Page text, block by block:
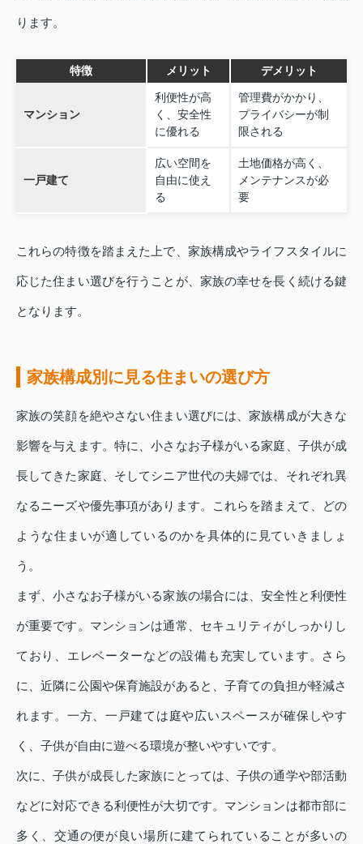
ります。
特徴 メリット デメリット
マンション
利便性が高
く、安全性
に優れる
管理費がかかり、
プライバシーが制
限される
一戸建て
広い空間を
自由に使え
る
土地価格が高く、
メンテナンスが必
要
これらの特徴を踏まえた上で、家族構成やライフスタイルに
応じた住まい選びを行うことが、家族の幸せを長く続ける鍵
となります。
家族構成別に見る住まいの選び方
家族の笑顔を絶やさない住まい選びには、家族構成が大きな
影響を与えます。特に、小さなお子様がいる家庭、子供が成
長してきた家庭、そしてシニア世代の夫婦では、それぞれ異
なるニーズや優先事項があります。これらを踏まえて、どの
ような住まいが適しているのかを具体的に見ていきましょ
う。
まず、小さなお子様がいる家族の場合には、安全性と利便性
が重要です。マンションは通常、セキュリティがしっかりし
ており、エレベーターなどの設備も充実しています。さら
に、近隣に公園や保育施設があると、子育ての負担が軽減さ
れます。一方、一戸建ては庭や広いスペースが確保しやす
く、子供が自由に遊べる環境が整いやすいです。
次に、子供が成長した家族にとっては、子供の通学や部活動
などに対応できる利便性が大切です。マンションは都市部に
多く、交通の便が良い場所に建てられていることが多いの